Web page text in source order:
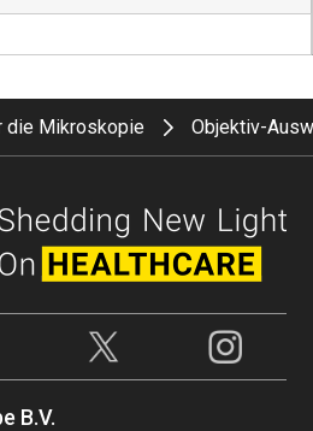
die Mikroskopie Objektiv-
B.V.